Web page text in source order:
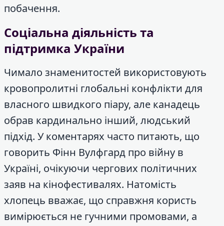
побачення.
Соціальна діяльність та
підтримка України
Чимало знаменитостей використовують
кровопролитні глобальні конфлікти для
власного швидкого піару, але канадець
обрав кардинально інший, людський
підхід. У коментарях часто питають, що
говорить Фінн Вулфгард про війну в
Україні, очікуючи чергових політичних
заяв на кінофестивалях. Натомість
хлопець вважає, що справжня користь
вимірюється не гучними промовами, а